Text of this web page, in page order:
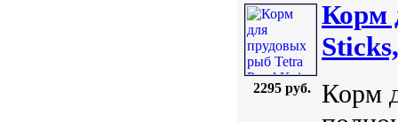
2295 руб.
Корм
Корм